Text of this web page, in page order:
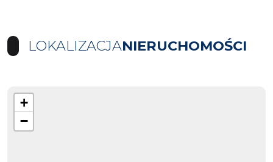
LOKALIZACJANIERUCHOMOŚCI
+
−